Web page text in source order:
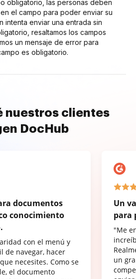
obligatorio, las personas deben
el campo para poder enviar su
intenta enviar una entrada sin
resaltamos los campos
un mensaje de error para
es obligatorio.
nuestros clientes
DocHub
documentos
conocimiento
con el menú y
de navegar, hacer
necesites. Como se
el documento
Un
para
"Me
un